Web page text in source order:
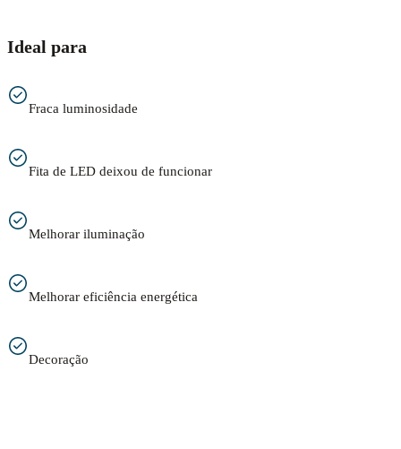
Ideal para
Fraca luminosidade
Fita de LED deixou de funcionar
Melhorar iluminação
Melhorar eficiência energética
Decoração